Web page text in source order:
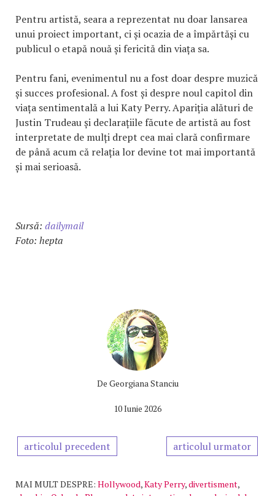
Pentru artistă, seara a reprezentat nu doar lansarea
unui proiect important, ci și ocazia de a împărtăși cu
publicul o etapă nouă și fericită din viața sa.
Pentru fani, evenimentul nu a fost doar despre muzică
și succes profesional. A fost și despre noul capitol din
viața sentimentală a lui Katy Perry. Apariția alături de
Justin Trudeau și declarațiile făcute de artistă au fost
interpretate de mulți drept cea mai clară confirmare
de până acum că relația lor devine tot mai importantă
și mai serioasă.
Sursă: dailymail
Foto: hepta
De Georgiana Stanciu
10 Iunie 2026
articolul precedent articolul urmator
MAI MULT DESPRE: Hollywood,Katy Perry,divertisment,